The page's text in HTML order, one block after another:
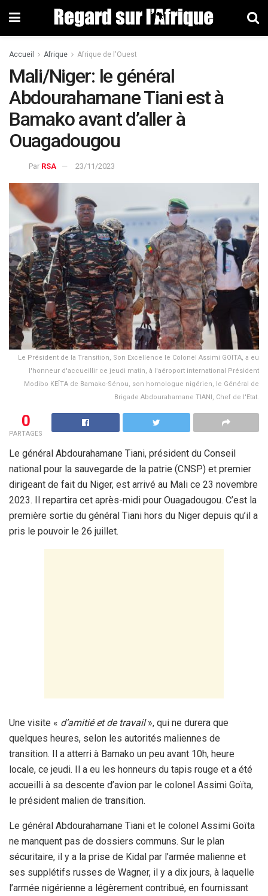
Accueil Afrique Afrique de l'Ouest
Mali/Niger: le général
Abdourahamane Tiani est à
Bamako avant d’aller à
Ouagadougou
Par RSA 23/11/2023
Le Président de la Transition, Son Excellence le Colonel Assimi GOÏTA, a eu
l'honneur d'accueillir ce jeudi matin, à l'aéroport international Président
Modibo KEÏTA de Bamako-Sénou, son homologue nigérien, le Général de
Brigade Abdourahamane TIANI, Chef de l'Etat.
0
PARTAGES
Le général Abdourahamane Tiani, président du Conseil
national pour la sauvegarde de la patrie (CNSP) et premier
dirigeant de fait du Niger, est arrivé au Mali ce 23 novembre
2023. Il repartira cet après-midi pour Ouagadougou. C’est la
première sortie du général Tiani hors du Niger depuis qu’il a
pris le pouvoir le 26 juillet.
Une visite « d’amitié et de travail», qui ne durera que
quelques heures, selon les autorités maliennes de
transition. Il a atterri à Bamako un peu avant 10h, heure
locale, ce jeudi. Il a eu les honneurs du tapis rouge et a été
accueilli à sa descente d’avion par le colonel Assimi Goïta,
le président malien de transition.
Le général Abdourahamane Tiani et le colonel Assimi Goïta
ne manquent pas de dossiers communs. Sur le plan
sécuritaire, il y a la prise de Kidal par l’armée malienne et
ses supplétifs russes de Wagner, il y a dix jours, à laquelle
l’armée nigérienne a légèrement contribué, en fournissant